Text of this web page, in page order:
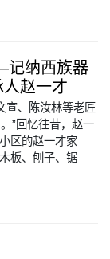
记纳西族器
赵一才
宣、陈汝林等老匠
”回忆往昔，赵一
区的赵一才家
板、刨子、锯